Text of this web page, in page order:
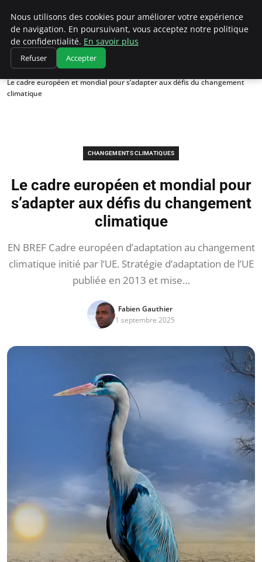
Climatedebtagents
Accueil
Changements climatiques
Le cadre européen et mondial pour s’adapter aux défis du changement
climatique
CHANGEMENTS CLIMATIQUES
Le cadre européen et mondial pour
s’adapter aux défis du changement
climatique
EN BREF Cadre européen d’adaptation au changement
climatique initié par l’UE. Stratégie d’adaptation de l’UE
publiée en 2013 et mise…
Fabien Gauthier
1 septembre 2025
Nous utilisons des cookies pour améliorer votre expérience
de navigation. En poursuivant, vous acceptez notre politique
de confidentialité. En savoir plus
Refuser Accepter